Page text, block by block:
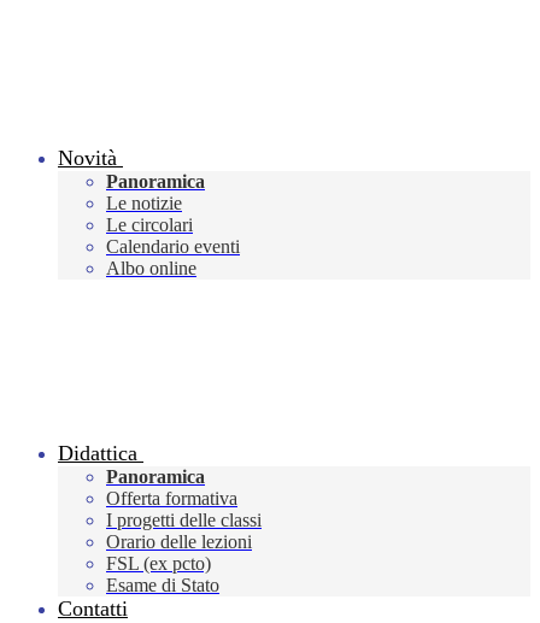
Novità
Panoramica
Le notizie
Le circolari
Calendario eventi
Albo online
Didattica
Panoramica
Offerta formativa
I progetti delle classi
Orario delle lezioni
FSL (ex pcto)
Esame di Stato
Contatti